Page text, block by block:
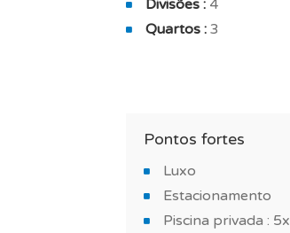
A zona mais privativa
casa de banho com
w.c, suite de 19.30 m²
imóvel com alta
A sua futura moradia
cozinha equipada,
Divisões : 4
Quartos : 3
Pontos fortes
Luxo
Estacionamento
Piscina privada :